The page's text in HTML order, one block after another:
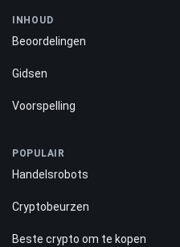
INHOUD
Beoordelingen
Gidsen
Voorspelling
POPULAIR
Handelsrobots
Cryptobeurzen
Beste crypto om te kopen